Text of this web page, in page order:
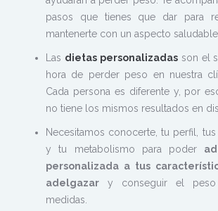
pasos que tienes que dar para
mantenerte con un aspecto saludable
Las dietas personalizadasson el
hora de perder peso en nuestra
Cada persona es diferente y, por
no tiene los mismos resultados en
Necesitamos conocerte, tu perfil, tus
y tu metabolismo para poder
personalizada a tus
adelgazar y conseguir el
medidas.